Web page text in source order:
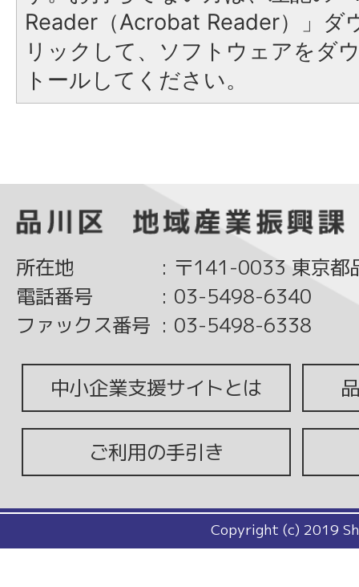
Reader（Acrobat Reader）」ダ
リックして、ソフトウェアをダ
トールしてください。
所在地 : 〒141-0033 東京都
電話番号
: 03-5498-6340
ファックス番号 : 03-5498-6338
中小企業支援サイトとは
ご利用の手引き
Copyright (c) 2019